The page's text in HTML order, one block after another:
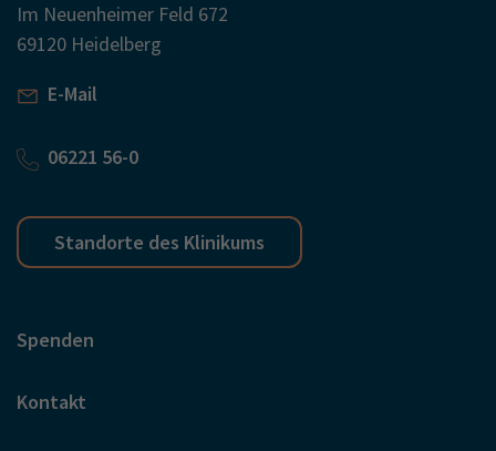
Im Neuenheimer Feld 672
69120 Heidelberg
E-Mail
06221 56-0
Standorte des Klinikums
Spenden
Kontakt